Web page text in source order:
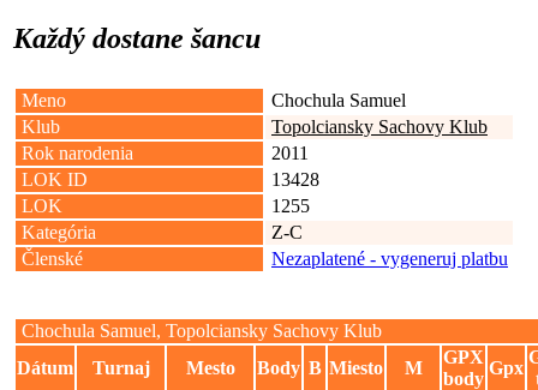
Každý dostane šancu
Meno
Chochula Samuel
Klub
Topolciansky Sachovy Klub
Rok narodenia
2011
LOK ID
13428
LOK
1255
Kategória
Z-C
Členské
Nezaplatené - vygeneruj platbu
Chochula Samuel, Topolciansky Sachovy Klub
Dátum
Turnaj Mesto Body B Miesto M
GPX
body
Gpx